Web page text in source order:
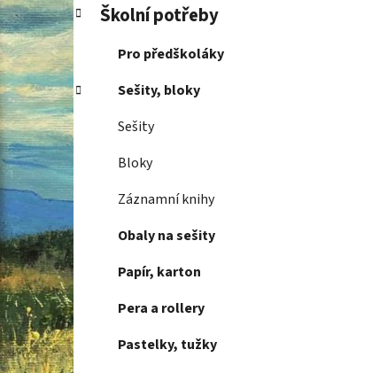
Školní potřeby
Pro předškoláky
Sešity, bloky
Sešity
Bloky
Záznamní knihy
Obaly na sešity
Papír, karton
Pera a rollery
Pastelky, tužky